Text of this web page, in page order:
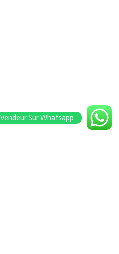
Sur Whatsapp